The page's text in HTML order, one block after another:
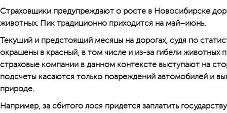
Страховщики предупреждают о росте в Новосибирске
животных. Пик традиционно приходится на май–июнь.
Текущий и предстоящий месяцы на дорогах, судя по
окрашены в красный, в том числе и из-за гибели животных
страховые компании в данном контексте выступают на
подсчеты касаются только повреждений автомобилей и
природе.
Например, за сбитого лося придется заплатить